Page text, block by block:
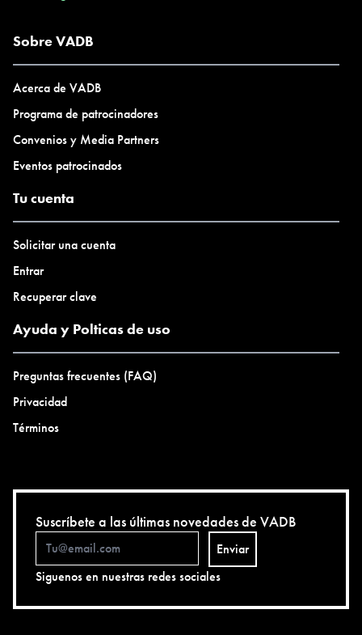
Sobre VADB
Acerca de VADB
Programa de patrocinadores
Convenios y Media Partners
Eventos patrocinados
Tu cuenta
Solicitar una cuenta
Entrar
Recuperar clave
Ayuda y Polticas de uso
Preguntas frecuentes (FAQ)
Privacidad
Términos
Suscríbete a las últimas novedades de VADB
Enviar
Siguenos en nuestras redes sociales